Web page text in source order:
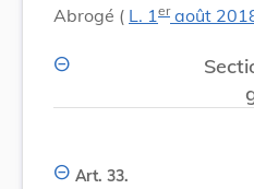
Abrogé ( L. 1 eraoût
Art. 33.